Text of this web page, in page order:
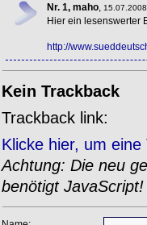
Nr. 1, maho,
Hier ein lesenswerter
http://
Kein Trackback
Trackback link:
Klicke hier, um
Achtung: Die neu
benötigt JavaScript!